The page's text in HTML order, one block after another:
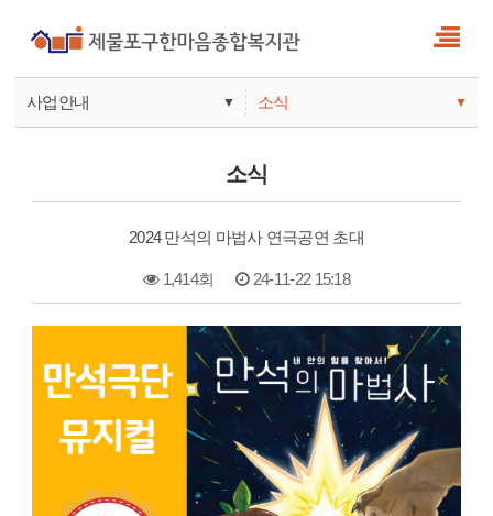
사업안내 ▼
기관안내
소식 ▼
서비스
참여
소식
2024 만석의 마법사 연극공연 초대
1,414회 24-11-22 15:18
본문